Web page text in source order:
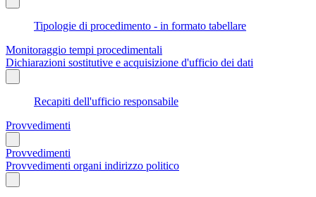
Tipologie di procedimento - in formato tabellare
Monitoraggio tempi procedimentali
Dichiarazioni sostitutive e acquisizione d'ufficio dei dati
Recapiti dell'ufficio responsabile
Provvedimenti
Provvedimenti
Provvedimenti organi indirizzo politico